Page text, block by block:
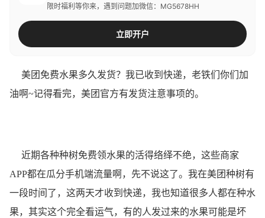
限时福利等你来，遇到问题加微信：MG5678HH
立即开户
美团免费水果多久发货？我已收到快递，老铁们你们加
油啊~记得看完，美团官方有发货注意事项的。
近期各种种树免费领水果的活得络绎不绝，这些商家
APP都在瓜分手机端流量啊，先不说这了。我在美团种树有
一段时间了，这两天才收到快递，我也知道很多人都在种水
果，其实这个完全看运气，有的人发过来的水果可能是坏